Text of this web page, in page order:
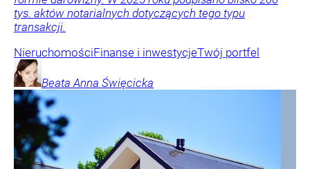
tys. aktów notarialnych dotyczących tego typu
transakcji.
NieruchomościFinanse i inwestycjeTwój portfel
Beata Anna Święcicka